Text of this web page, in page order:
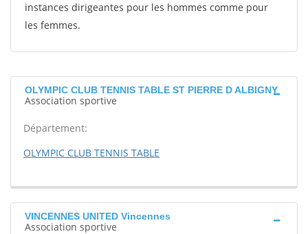
instances dirigeantes pour les hommes comme pour
les femmes.
OLYMPIC CLUB TENNIS TABLE ST PIERRE D ALBIGNY
Association sportive
Département:
OLYMPIC CLUB TENNIS TABLE
VINCENNES UNITED Vincennes
Association sportive